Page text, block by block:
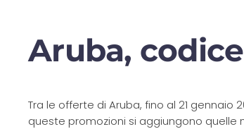
Aruba,
Tra le offerte di Aruba, fino al 21 gennaio
queste promozioni si aggiungono quelle